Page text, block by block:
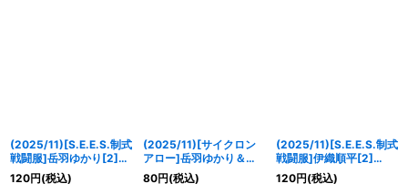
(2025/11)[S.E.E.S.制式
戦闘服]岳羽ゆかり[2]
【M】{CB33-005}
《青》
120円(税込)
(2025/11)[サイクロン
アロー]岳羽ゆかり＆イ
オ【R】{CB33-006}
《多》
80円(税込)
(2025/11)[S.E.E.S.制式
戦闘服]伊織順平[2]
【M】{CB33-007}
《青》
120円(税込)